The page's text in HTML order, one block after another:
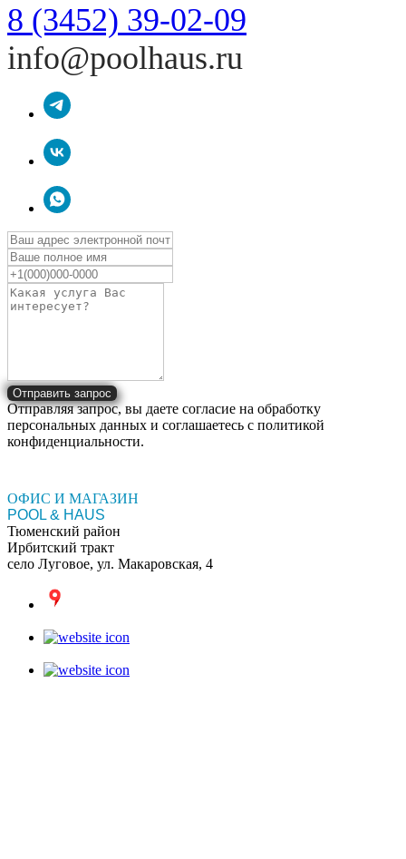
8 (3452) 39-02-09
info@poolhaus.ru
Отправить запрос
Отправляя запрос, вы даете согласие на обработку
персональных данных и соглашаетесь c политикой
конфиденциальности.
ОФИС И МАГАЗИН
POOL & HAUS
Тюменский район
Ирбитский тракт
село Луговое, ул. Макаровская, 4